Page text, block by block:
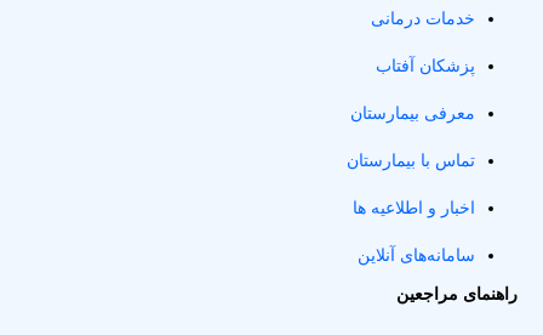
خدمات درمانی
پزشکان آفتاب
معرفی بیمارستان
تماس با بیمارستان
اخبار و اطلاعیه ها
سامانه‌های آنلاین
راهنمای مراجعین